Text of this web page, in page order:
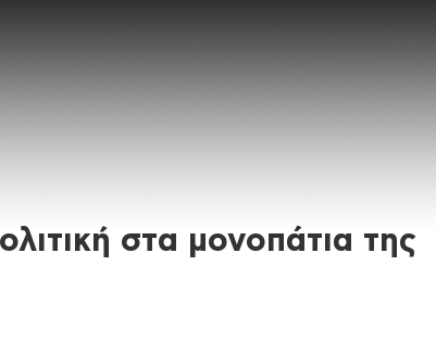
στα μονοπάτια της